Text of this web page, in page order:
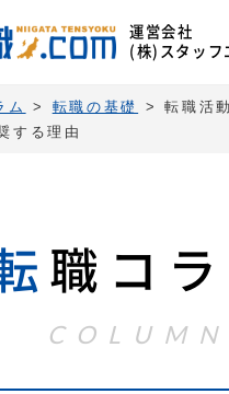
運営会社
(株)スタッフ
ム > 転職の基礎 >転職活
する理由
職コラ
COLUMN